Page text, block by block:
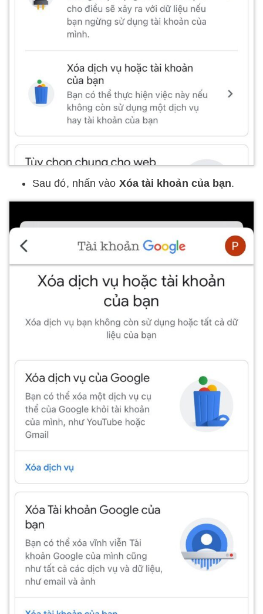
Sau đó, nhấn vào Xóa tài khoản của bạn.